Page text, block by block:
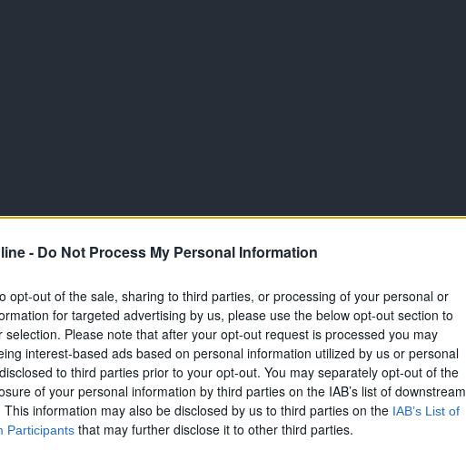
- Do Not Process My Personal Information
opt-out of the sale, sharing to third parties, or processing of your personal or
for targeted advertising by us, please use the below opt-out section to
selection. Please note that after your opt-out request is processed you may
interest-based ads based on personal information utilized by us or personal
to third parties prior to your opt-out. You may separately opt-out of the
of your personal information by third parties on the IAB’s list of downstream
This information may also be disclosed by us to third parties on the IAB’s List of
Participants that may further disclose it to other third parties.